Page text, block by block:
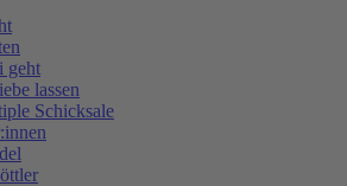
geht
lassen
Schicksale